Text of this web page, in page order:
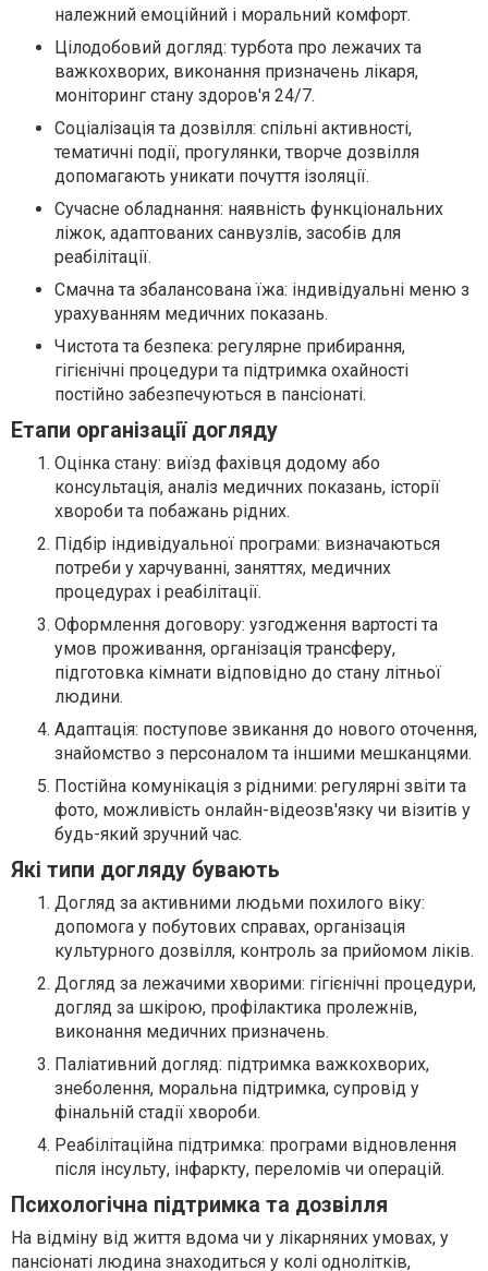
належний емоційний і моральний комфорт.
Цілодобовий догляд: турбота про лежачих та
важкохворих, виконання призначень лікаря,
моніторинг стану здоров'я 24/7.
Соціалізація та дозвілля: спільні активності,
тематичні події, прогулянки, творче дозвілля
допомагають уникати почуття ізоляції.
Сучасне обладнання: наявність функціональних
ліжок, адаптованих санвузлів, засобів для
реабілітації.
Смачна та збалансована їжа: індивідуальні меню з
урахуванням медичних показань.
Чистота та безпека: регулярне прибирання,
гігієнічні процедури та підтримка охайності
постійно забезпечуються в пансіонаті.
Етапи організації догляду
Оцінка стану: виїзд фахівця додому або
консультація, аналіз медичних показань, історії
хвороби та побажань рідних.
Підбір індивідуальної програми: визначаються
потреби у харчуванні, заняттях, медичних
процедурах і реабілітації.
Оформлення договору: узгодження вартості та
умов проживання, організація трансферу,
підготовка кімнати відповідно до стану літньої
людини.
Адаптація: поступове звикання до нового оточення,
знайомство з персоналом та іншими мешканцями.
Постійна комунікація з рідними: регулярні звіти та
фото, можливість онлайн-відеозв'язку чи візитів у
будь-який зручний час.
Які типи догляду бувають
Догляд за активними людьми похилого віку:
допомога у побутових справах, організація
культурного дозвілля, контроль за прийомом ліків.
Догляд за лежачими хворими: гігієнічні процедури,
догляд за шкірою, профілактика пролежнів,
виконання медичних призначень.
Паліативний догляд: підтримка важкохворих,
знеболення, моральна підтримка, супровід у
фінальній стадії хвороби.
Реабілітаційна підтримка: програми відновлення
після інсульту, інфаркту, переломів чи операцій.
Психологічна підтримка та дозвілля
На відміну від життя вдома чи у лікарняних умовах, у
пансіонаті людина знаходиться у колі однолітків,